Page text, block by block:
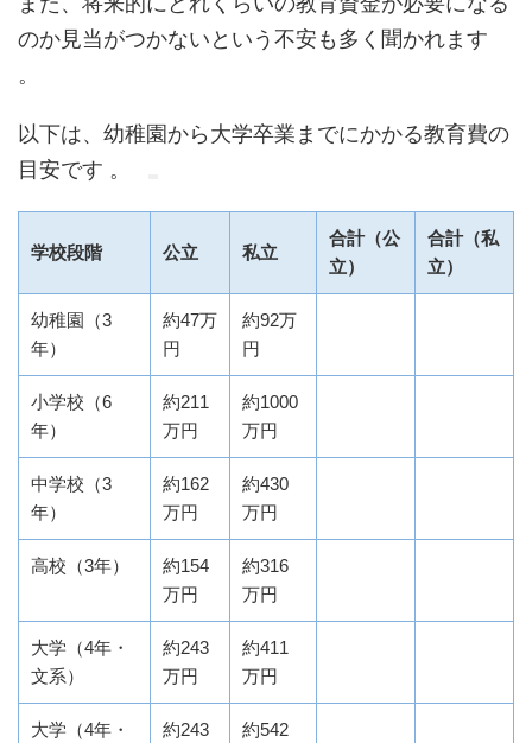
のか見当がつかないという不安も多く聞かれます
。
以下は、幼稚園から大学卒業までにかかる教育費の
目安です 。
学校段階 公立 私立
合計（公
立）
合計（私
立）
幼稚園（3
年）
約47万
円
約92万
円
小学校（6
年）
約211
万円
約1000
万円
中学校（3
年）
約162
万円
約430
万円
高校（3年）
約154
万円
約316
万円
大学（4年・
文系）
約243
万円
約411
万円
大学（4年・
約243
約542